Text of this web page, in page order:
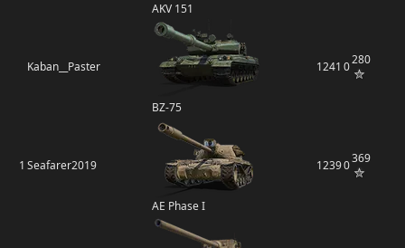
AKV 151
Kaban__Paster
BZ-75
1241 0280
1 Seafarer2019
AE Phase I
12390369